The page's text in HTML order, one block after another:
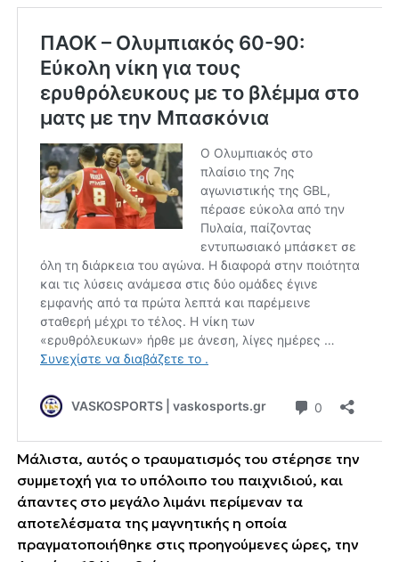
Μάλιστα, αυτός ο τραυματισμός του στέρησε την
συμμετοχή για το υπόλοιπο του παιχνιδιού, και
άπαντες στο μεγάλο λιμάνι περίμεναν τα
αποτελέσματα της μαγνητικής η οποία
πραγματοποιήθηκε στις προηγούμενες ώρες, την